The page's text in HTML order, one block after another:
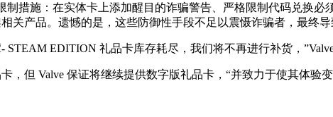
制措施：在实体卡上添加醒目的诈骗警告、严格限制代码兑换
关产品。遗憾的是，这些防御性手段不足以震慑诈骗者，最终导
STEAM EDITION 礼品卡库存耗尽，我们将不再进行补货，
，但 Valve 保证将继续提供数字版礼品卡，“并致力于使其体验